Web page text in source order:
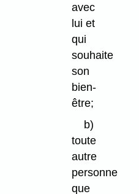
avec
lui et
qui
souhaite
son
bien-
être;
b)
toute
autre
personne
que